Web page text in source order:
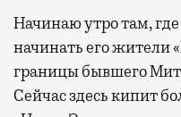
Начинаю утро там,
начинать его жители
границы бывшего
Сейчас здесь кипит